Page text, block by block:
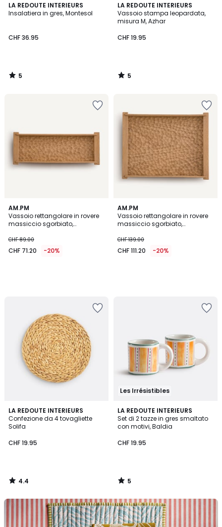
LA REDOUTE INTERIEURS
Insalatiera in gres, Montesol
CHF 36.95
5
/
5
/
LA REDOUTE INTERIEURS
Vassoio stampa leopardata,
misura M, Azhar
CHF 19.95
5
/
5
5
/
AM.PM
Vassoio rettangolare in rovere
massiccio sgorbiato,
CHF 89.00
CHF 71.20 -20%
AM.PM
Vassoio rettangolare in rovere
massiccio sgorbiato,
CHF 139.00
CHF 111.20 -20%
LA REDOUTE INTERIEURS
Confezione da 4 tovagliette
Solifa
CHF 19.95
4.4
/ 5
4.4
/
Les Irrésistibles
LA REDOUTE INTERIEURS
Set di 2 tazze in gres smaltato
con motivi, Baldia
CHF 19.95
5
/
5
5
/
Scopra